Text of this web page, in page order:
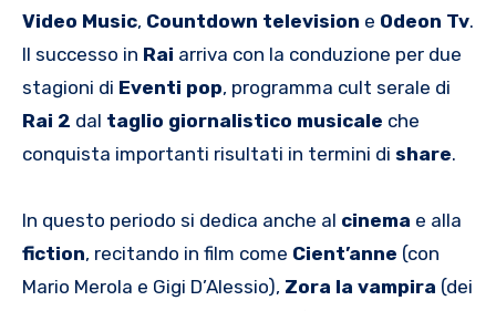
Video Music, Countdown television e Odeon Tv.
Il successo in Rai arriva con la conduzione per due
stagioni di Eventi pop, programma cult serale di
Rai 2 dal taglio giornalistico musicale che
conquista importanti risultati in termini di share.
In questo periodo si dedica anche al cinema e alla
fiction, recitando in film come Cient’anne (con
Mario Merola e Gigi D’Alessio), Zora la vampira (dei